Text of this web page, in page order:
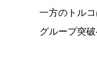
一方のトル
グループ突